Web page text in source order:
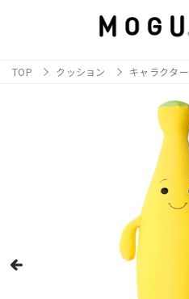
TOP クッション キャラクター